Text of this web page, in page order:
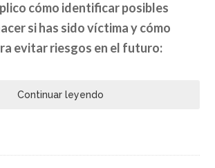
cómo identificar posibles
si has sido víctima y cómo
evitar riesgos en el futuro:
Continuar leyendo